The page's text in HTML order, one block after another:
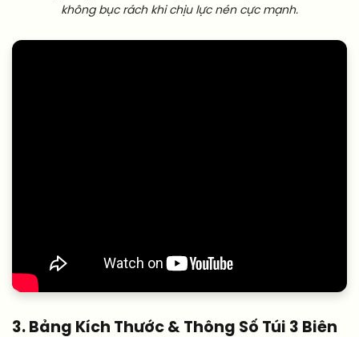
không bục rách khi chịu lực nén cực mạnh.
3. Bảng Kích Thước & Thông Số Túi 3 Biên